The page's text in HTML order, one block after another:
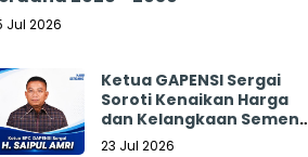
Jul 2026
Ketua GAPENSI Sergai
Soroti Kenaikan Harga
dan Kelangkaan Semen,
Minta Pemerintah
23 Jul 2026